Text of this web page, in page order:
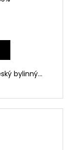
bylinný...